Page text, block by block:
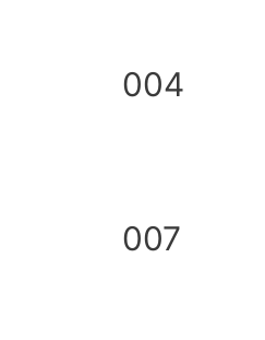
004
007